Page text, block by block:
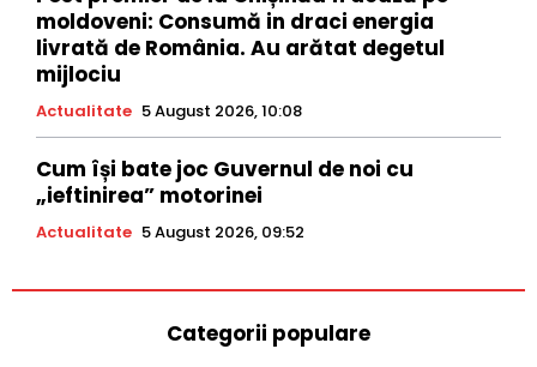
moldoveni: Consumă in draci energia
livrată de România. Au arătat degetul
mijlociu
Actualitate 5 August 2026, 10:08
Cum își bate joc Guvernul de noi cu
„ieftinirea” motorinei
Actualitate 5 August 2026, 09:52
Categorii populare